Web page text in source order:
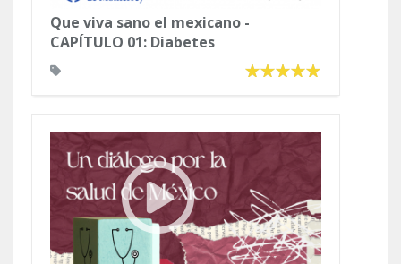
Que viva sano el mexicano -
CAPÍTULO 01: Diabetes